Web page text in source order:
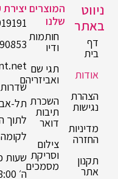
ניווט
באתר
דף
בית
אודות
הצהרת
נגישות
מדיניות
החזרה
תקנון
אתר
המוצרים
שלנו
חותמות
ודיו
תגי שם
ואביזריהם
השכרת
תיבות
דואר
צילום
וסריקת
מסמכים
תל-
לתוך
לקומה
שעות
ה׳ 08:00 - 16:00